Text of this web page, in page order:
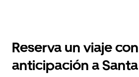
el
y
selecciona
Reserva un viaje con
anticipación a